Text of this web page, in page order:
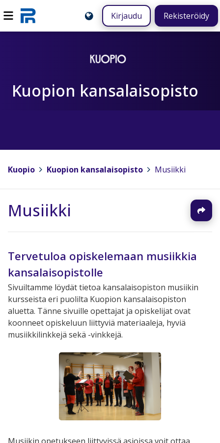
Kirjaudu Rekisteröidy
Kuopion kansalaisopisto
Kuopio Kuopion kansalaisopisto Musiikki
Musiikki
Tervetuloa opiskelemaan musiikkia
kansalaisopistolle
Sivuiltamme löydät tietoa kansalaisopiston musiikin
kursseista eri puolilta Kuopion kansalaisopiston
aluetta. Tänne sivuille opettajat ja opiskelijat ovat
koonneet opiskeluun liittyviä materiaaleja, hyviä
musiikkilinkkejä sekä -vinkkejä.